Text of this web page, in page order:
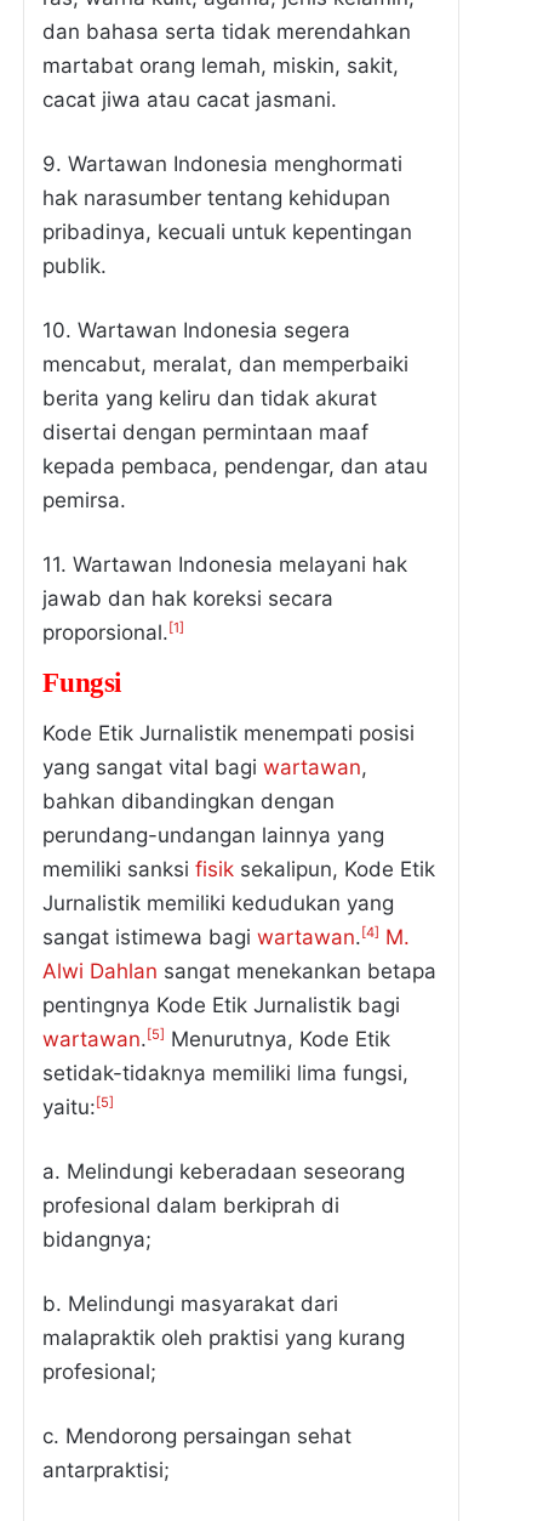
dan bahasa serta tidak merendahkan
martabat orang lemah, miskin, sakit,
cacat jiwa atau cacat jasmani.
9. Wartawan Indonesia menghormati
hak narasumber tentang kehidupan
pribadinya, kecuali untuk kepentingan
publik.
10. Wartawan Indonesia segera
mencabut, meralat, dan memperbaiki
berita yang keliru dan tidak akurat
disertai dengan permintaan maaf
kepada pembaca, pendengar, dan atau
pemirsa.
11. Wartawan Indonesia melayani hak
jawab dan hak koreksi secara
proporsional. [1]
Fungsi
Kode Etik Jurnalistik menempati posisi
yang sangat vital bagiwartawan,
bahkan dibandingkan dengan
perundang-undangan lainnya yang
memiliki sanksifisik sekalipun, Kode Etik
Jurnalistik memiliki kedudukan yang
sangat istimewa bagiwartawan. [4] M.
Alwi Dahlan sangat menekankan betapa
pentingnya Kode Etik Jurnalistik bagi
wartawan. [5] Menurutnya, Kode Etik
setidak-tidaknya memiliki lima fungsi,
yaitu: [5]
a. Melindungi keberadaan seseorang
profesional dalam berkiprah di
bidangnya;
b. Melindungi masyarakat dari
malapraktik oleh praktisi yang kurang
profesional;
c. Mendorong persaingan sehat
antarpraktisi;